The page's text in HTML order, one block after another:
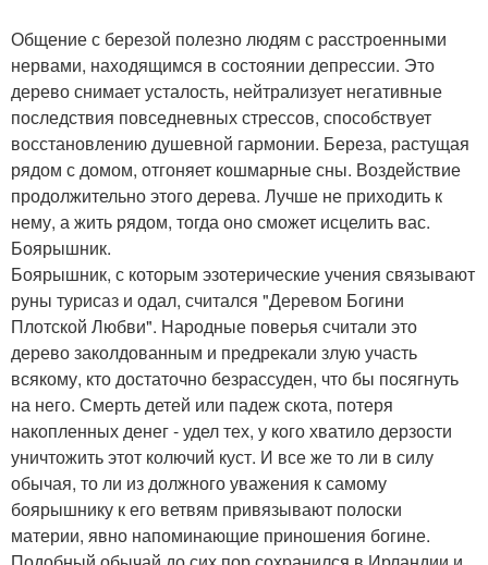
Общение с березой полезно людям с расстроенными
нервами, находящимся в состоянии депрессии. Это
дерево снимает усталость, нейтрализует негативные
последствия повседневных стрессов, способствует
восстановлению душевной гармонии. Береза, растущая
рядом с домом, отгоняет кошмарные сны. Воздействие
продолжительно этого дерева. Лучше не приходить к
нему, а жить рядом, тогда оно сможет исцелить вас.
Боярышник.
Боярышник, с которым эзотерические учения связывают
руны турисаз и одал, считался "Деревом Богини
Плотской Любви". Народные поверья считали это
дерево заколдованным и предрекали злую участь
всякому, кто достаточно безрассуден, что бы посягнуть
на него. Смерть детей или падеж скота, потеря
накопленных денег - удел тех, у кого хватило дерзости
уничтожить этот колючий куст. И все же то ли в силу
обычая, то ли из должного уважения к самому
боярышнику к его ветвям привязывают полоски
материи, явно напоминающие приношения богине.